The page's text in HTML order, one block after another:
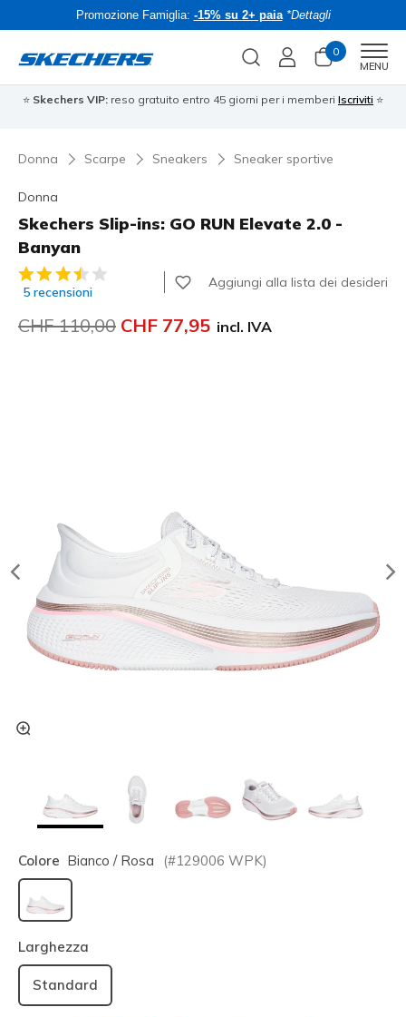
Promozione Famiglia: -15% su 2+ paia *Dettagli
0
MENU
⭐ Skechers VIP: reso gratuito entro 45 giorni per i memberi Iscriviti ⭐
Donna Scarpe Sneakers Sneaker sportive
Donna
Skechers Slip-ins: GO RUN Elevate 2.0 -
Banyan
Valutazione cliente 4.4 su 5
5 recensioni
Aggiungi alla lista dei desideri
Prezzo ridotto da
CHF 110,00 per
CHF 77,95 incl. IVA
Colore Bianco / Rosa (#129006 WPK)
selezionato
Larghezza
Standard